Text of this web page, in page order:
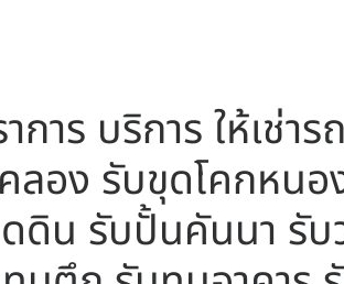
าร บริการ ให้เช่ารถ
ลอง รับขุดโคกหนอ
ดิน รับปั้นคันนา รับ